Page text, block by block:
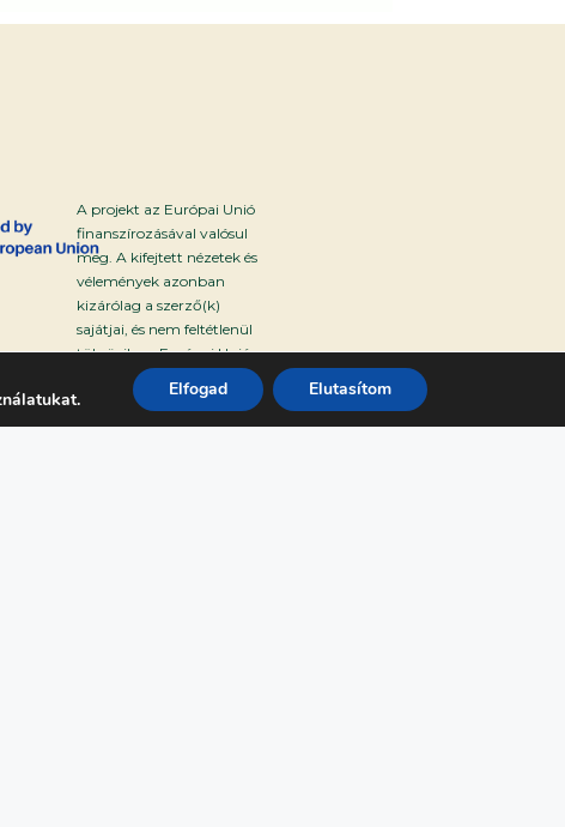
A projekt az Európai Unió
finanszírozásával valósul
meg. A kifejtett nézetek és
vélemények azonban
kizárólag a szerző(k)
sajátjai, és nem feltétlenül
tükrözik az Európai Unió
vagy az Európai Kutatási
Végrehajtó Ügynökség
(REA) véleményét. Ezekért
Elfogad Elutasítom